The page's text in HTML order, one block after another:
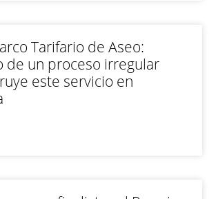
Tarifario de Aseo:
de un proceso irregular
este servicio en